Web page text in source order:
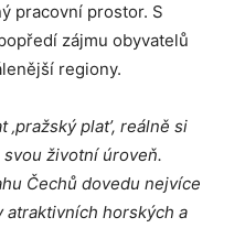
pracovní prostor. S
zájmu obyvatelů
regiony.
plat’, reálně si
životní úroveň.
Čechů dovedu nejvíce
atraktivních horských a